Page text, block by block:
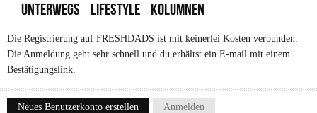
UNTERWEGS
LIFESTYLE KOLUMNEN
Die Registrierung auf FRESHDADS ist mit keinerlei Kosten verbunden.
Die Anmeldung geht sehr schnell und du erhältst ein E-mail mit einem
Bestätigungslink.
Neues Benutzerkonto erstellen (aktiver Reiter)
Anmelden